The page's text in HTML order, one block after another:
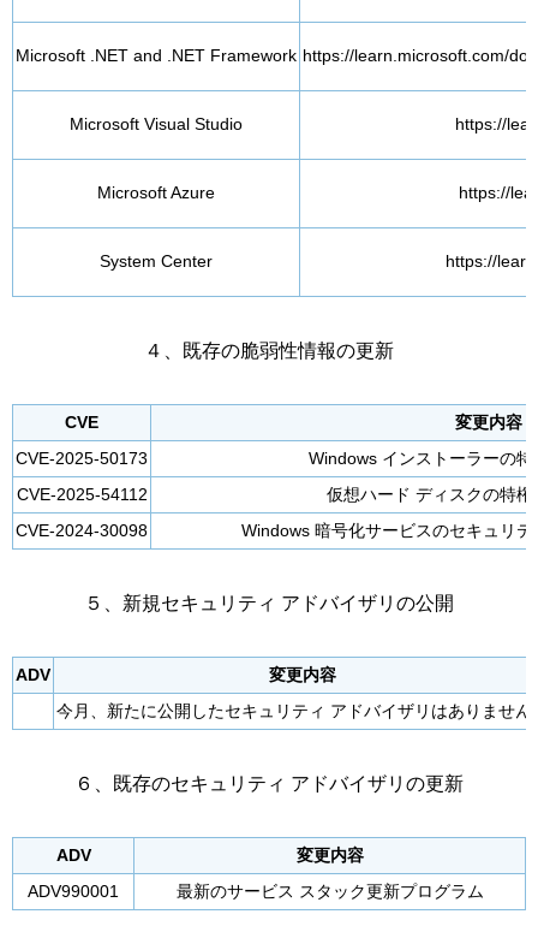
Microsoft .NET and .NET Framework https://learn.microsoft.com/
Microsoft Visual Studio https://
Microsoft Azure https://
System Center https://
４、既存の脆弱性情報の更新
CVE
変更内容
CVE-2025-50173
Windows インストーラーの
CVE-2025-54112
仮想ハード ディスクの特
CVE-2024-30098
Windows 暗号化サービスのセキュリ
５、新規セキュリティ アドバイザリの公開
ADV
変更内容
今月、新たに公開したセキュリティ アドバイザリはありません
６、既存のセキュリティ アドバイザリの更新
ADV
変更内容
ADV990001
最新のサービス スタック更新プログラム